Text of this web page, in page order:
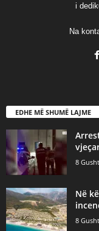
i
Na
EDHE MË SHUMË LAJME
8
Në
8